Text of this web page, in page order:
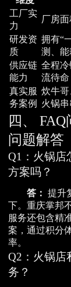
工厂实
力
厂房
研发资
质
拥有“
测、
供应链
能力
全程
流待命
真实服
务案例
炊牛
火锅
四、
问题解答
Q1：火锅店
方案吗？
答： 提升
下。重庆掌邦
服务还包含精
案，通过积分
率。
Q2：火锅店
务？